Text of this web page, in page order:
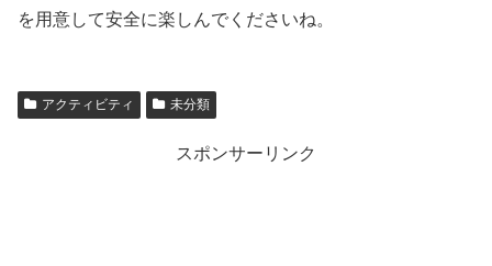
を用意して安全に楽しんでくださいね。
アクティビティ 未分類
スポンサーリンク